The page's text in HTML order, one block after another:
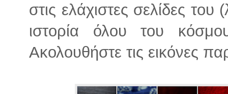
στις ελάχιστες σελίδες του
ιστορία όλου του
Ακολουθήστε τις εικόνες